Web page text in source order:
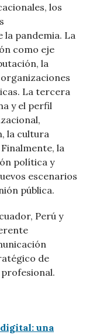
los
la pandemia. La
como eje
la
La tercera
y el perfil
la cultura
la
política y
escenarios
pública.
Perú y
de
una